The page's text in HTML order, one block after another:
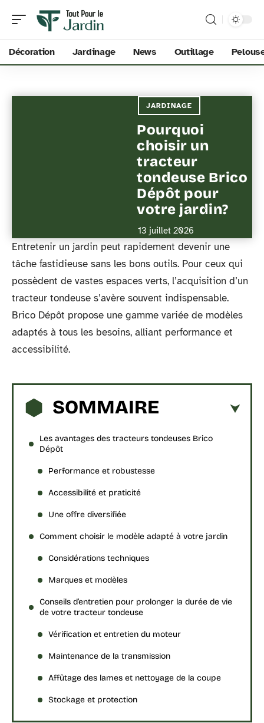
Décoration Jardinage News Outillage
JARDINAGE
Pourquoi
choisir un
tracteur
tondeuse Brico
Dépôt pour
votre jardin?
13 juillet 2026
Entretenir un jardin peut rapidement devenir une
tâche fastidieuse sans les bons outils. Pour ceux qui
possèdent de vastes espaces verts, l’acquisition d’un
tracteur tondeuse s’avère souvent indispensable.
Brico Dépôt propose une gamme variée de modèles
adaptés à tous les besoins, alliant performance et
accessibilité.
SOMMAIRE
Les avantages des tracteurs tondeuses Brico
Dépôt
Performance et robustesse
Accessibilité et praticité
Une offre diversifiée
Comment choisir le modèle adapté à votre jardin
Considérations techniques
Marques et modèles
Conseils d’entretien pour prolonger la durée de vie
de votre tracteur tondeuse
Vérification et entretien du moteur
Maintenance de la transmission
Affûtage des lames et nettoyage de la coupe
Stockage et protection